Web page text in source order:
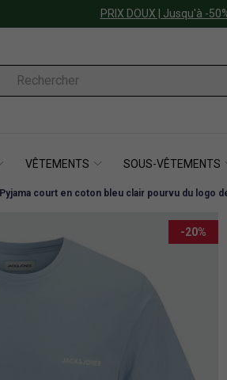
PRIX DOUX | Jusqu'à -
VÊTEMENTS SOUS-VÊTEMENTS
Pyjama court en coton bleu clair pourvu du logo
-20%